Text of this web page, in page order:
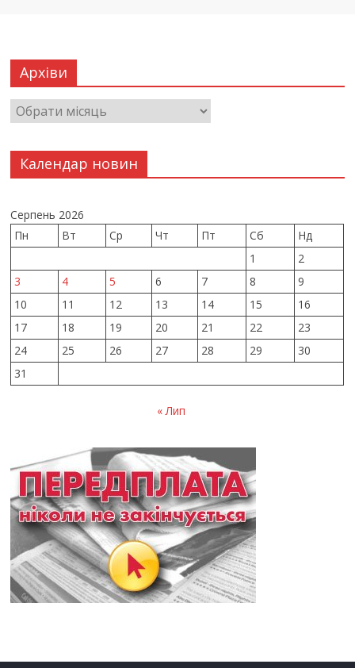
Архіви
Календар новин
Серпень 2026
Пн
Вт Ср Чт Пт Сб
Нд
1
2
3
4 5 6 7 8
9
10
11 12 13 14 15
16
17
18 19 20 21 22
23
24
25 26 27 28 29
30
31
« Лип